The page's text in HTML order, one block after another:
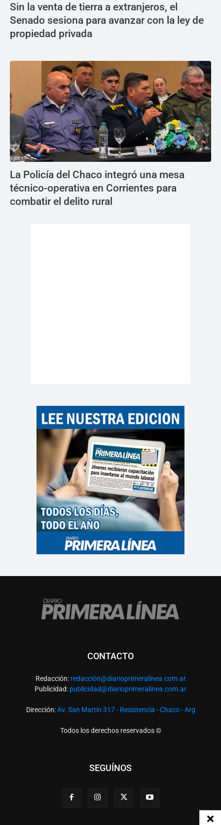
Sin la venta de tierra a extranjeros, el
Senado sesiona para avanzar con la ley de
propiedad privada
La Policía del Chaco integró una mesa
técnico-operativa en Corrientes para
combatir el delito rural
CONTACTO
Redacción: redacción@diarioprimeralinea.com.ar
Publicidad: publicidad@diarioprimeralinea.com.ar
Dirección:Av. San Martín 317 - Resistencia - Chaco - Arg
Todos los derechos reservados ©
SEGUÍNOS